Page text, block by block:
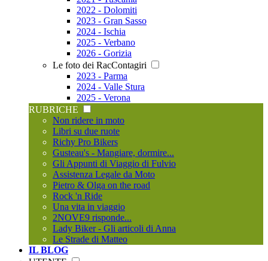
2022 - Dolomiti
2023 - Gran Sasso
2024 - Ischia
2025 - Verbano
2026 - Gorizia
Le foto dei RacContagiri
2023 - Parma
2024 - Valle Stura
2025 - Verona
RUBRICHE
Non ridere in moto
Libri su due ruote
Richy Pro Bikers
Gusteau's - Mangiare, dormire...
Gli Appunti di Viaggio di Fulvio
Assistenza Legale da Moto
Pietro & Olga on the road
Rock 'n Ride
Una vita in viaggio
2NOVE9 risponde...
Lady Biker - Gli articoli di Anna
Le Strade di Matteo
IL BLOG